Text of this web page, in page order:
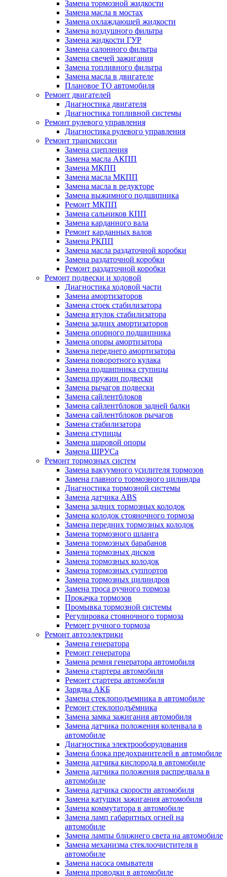
Замена тормозной жидкости
Замена масла в мостах
Замена охлаждающей жидкости
Замена воздушного фильтра
Замена жидкости ГУР
Замена салонного фильтра
Замена свечей зажигания
Замена топливного фильтра
Замена масла в двигателе
Плановое ТО автомобиля
Ремонт двигателей
Диагностика двигателя
Диагностика топливной системы
Ремонт рулевого управления
Диагностика рулевого управления
Ремонт трансмиссии
Замена сцепления
Замена масла АКПП
Замена МКПП
Замена масла МКПП
Замена масла в редукторе
Замена выжимного подшипника
Ремонт МКПП
Замена сальников КПП
Замена карданного вала
Ремонт карданных валов
Замена РКПП
Замена масла раздаточной коробки
Замена раздаточной коробки
Ремонт раздаточной коробки
Ремонт подвески и ходовой
Диагностика ходовой части
Замена амортизаторов
Замена стоек стабилизатора
Замена втулок стабилизатора
Замена задних амортизаторов
Замена опорного подшипника
Замена опоры амортизатора
Замена переднего амортизатора
Замена поворотного кулака
Замена подшипника ступицы
Замена пружин подвески
Замена рычагов подвески
Замена сайлентблоков
Замена сайлентблоков задней балки
Замена сайлентблоков рычагов
Замена стабилизатора
Замена ступицы
Замена шаровой опоры
Замена ШРУСа
Ремонт тормозных систем
Замена вакуумного усилителя тормозов
Замена главного тормозного цилиндра
Диагностика тормозной системы
Замена датчика ABS
Замена задних тормозных колодок
Замена колодок стояночного тормоза
Замена передних тормозных колодок
Замена тормозного шланга
Замена тормозных барабанов
Замена тормозных дисков
Замена тормозных колодок
Замена тормозных суппортов
Замена тормозных цилиндров
Замена троса ручного тормоза
Прокачка тормозов
Промывка тормозной системы
Регулировка стояночного тормоза
Ремонт ручного тормоза
Ремонт автоэлектрики
Замена генератора
Ремонт генератора
Замена ремня генератора автомобиля
Замена стартера автомобиля
Ремонт стартера автомобиля
Зарядка АКБ
Замена стеклоподъемника в автомобиле
Ремонт стеклоподъёмника
Замена замка зажигания автомобиля
Замена датчика положения коленвала в
автомобиле
Диагностика электрооборудования
Замена блока предохранителей в автомобиле
Замена датчика кислорода в автомобиле
Замена датчика положения распредвала в
автомобиле
Замена датчика скорости автомобиля
Замена катушки зажигания автомобиля
Замена коммутатора в автомобиле
Замена ламп габаритных огней на
автомобиле
Замена лампы ближнего света на автомобиле
Замена механизма стеклоочистителя в
автомобиле
Замена насоса омывателя
Замена проводки в автомобиле